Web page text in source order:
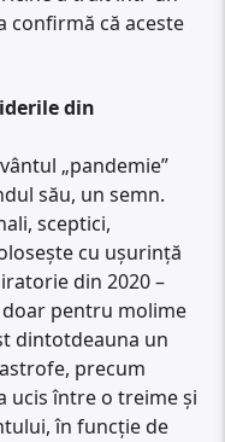
confirmă că aceste
din
„pandemie”
său, un semn.
sceptici,
cu ușurință
din 2020 –
pentru molime
dintotdeauna un
precum
ucis între o treime și
în funcție de